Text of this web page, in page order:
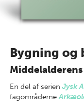
Bygning og
En del af serien Jysk
fagområderne